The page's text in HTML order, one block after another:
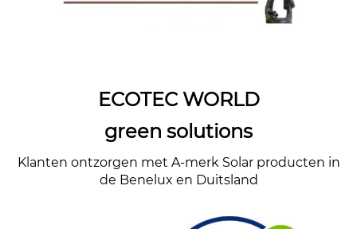
ECOTEC WORLD
green solutions
Klanten ontzorgen met A-merk Solar producten in
de Benelux en Duitsland